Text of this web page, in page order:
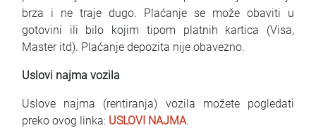
brza i ne traje dugo. Plaćanje se može obaviti u
gotovini ili bilo kojim tipom platnih kartica (Visa,
Master itd). Plaćanje depozita nije obavezno.
Uslovi najma vozila
Uslove najma (rentiranja) vozila možete pogledati
preko ovog linka: USLOVI NAJMA.